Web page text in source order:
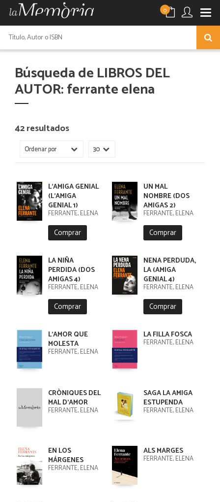
0
Búsqueda de LIBROS DEL
AUTOR: ferrante elena
42 resultados
L'AMIGA GENIAL
(L'AMIGA
GENIAL 1)
FERRANTE, ELENA
Comprar
UN MAL
NOMBRE (DOS
AMIGAS 2)
FERRANTE, ELENA
Comprar
LA NIÑA
PERDIDA (DOS
AMIGAS 4)
FERRANTE, ELENA
Comprar
NENA PERDUDA,
LA (AMIGA
GENIAL 4)
FERRANTE, ELENA
Comprar
L'AMOR QUE
MOLESTA
FERRANTE, ELENA
LA FILLA FOSCA
FERRANTE, ELENA
CRÒNIQUES DEL
MAL D'AMOR
FERRANTE, ELENA
SAGA LA AMIGA
ESTUPENDA
FERRANTE, ELENA
EN LOS
MÁRGENES
FERRANTE, ELENA
ALS MARGES
FERRANTE, ELENA